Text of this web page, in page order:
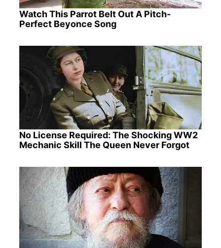
Watch This Parrot Belt Out A Pitch-
Perfect Beyonce Song
No License Required: The Shocking WW2
Mechanic Skill The Queen Never Forgot